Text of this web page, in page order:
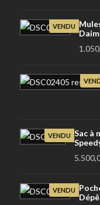
VENDU
VENDU Sac à
VENDU